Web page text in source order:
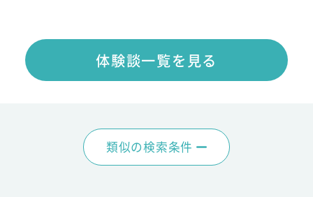
体験談一覧を見る
類似の検索条件